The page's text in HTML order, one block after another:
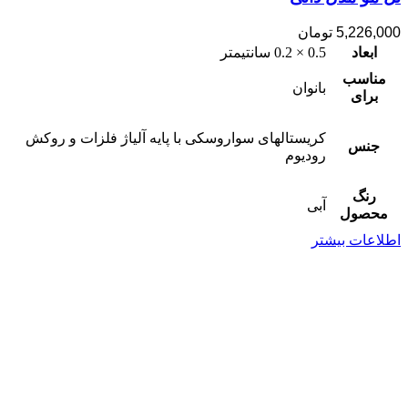
5,226,000 تومان
ابعاد
0.5 × 0.2 سانتیمتر
مناسب
برای
بانوان
جنس
کریستالهای سواروسکی با پایه آلیاژ فلزات و روکش
رودیوم
رنگ
محصول
آبی
اطلاعات بیشتر